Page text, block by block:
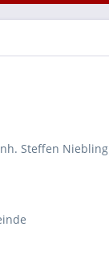
Steffen Niebling